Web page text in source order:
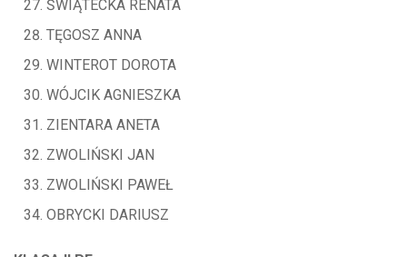
ŚWIĄTECKA RENATA
TĘGOSZ ANNA
WINTEROT DOROTA
WÓJCIK AGNIESZKA
ZIENTARA ANETA
ZWOLIŃSKI JAN
ZWOLIŃSKI PAWEŁ
OBRYCKI DARIUSZ